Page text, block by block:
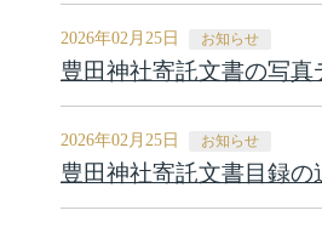
2026年02月25日 お知らせ
豊田神社寄託文書の写真
2026年02月25日 お知らせ
豊田神社寄託文書目録の